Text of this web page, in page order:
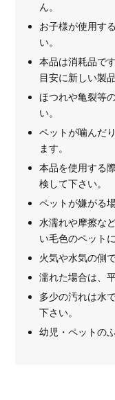
ん。
お子様が使用す
い。
本品は消耗品で
目安に新しい製
ほつれや亀裂等
い。
ペットが噛んだ
ます。
本品を使用する
検して下さい。
ペットが嫌がる
水濡れや摩擦な
い毛色のペット
火気や水気の側
濡れた場合は、
多少の汚れは水
下さい。
幼児・ペットの